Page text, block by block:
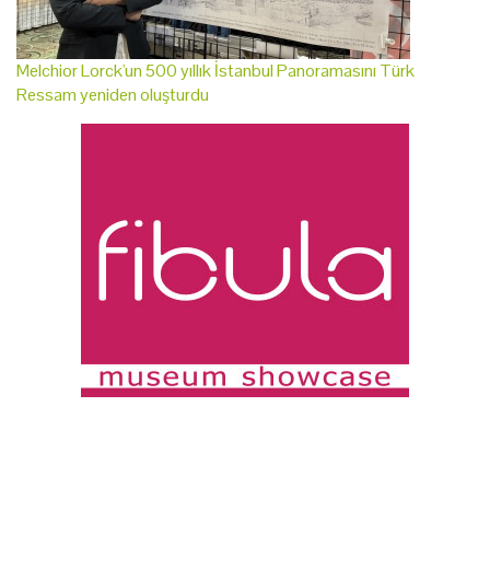
Melchior Lorck'un 500 yıllık İstanbul Panoramasını Türk
Ressam yeniden oluşturdu